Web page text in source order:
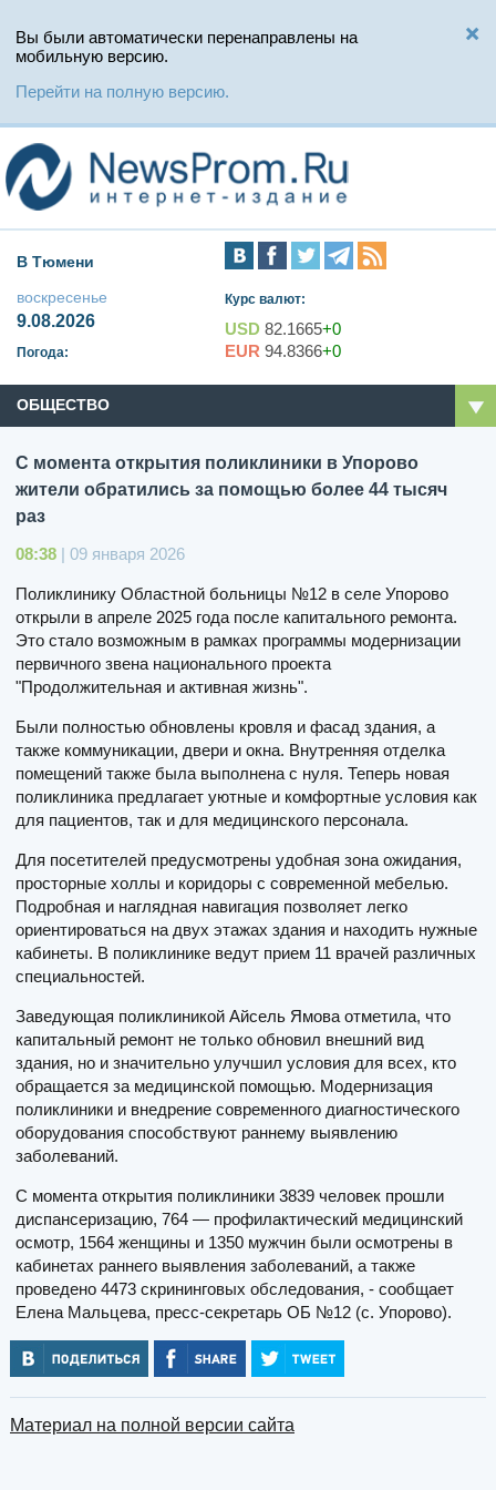
Вы были автоматически перенаправлены на
мобильную версию.
Перейти на полную версию.
В Тюмени
воскресенье
9.08.2026
Погода:
Курс валют:
USD 82.1665+0
EUR 94.8366+0
ОБЩЕСТВО
С момента открытия поликлиники в Упорово
жители обратились за помощью более 44 тысяч
раз
08:38 | 09 января 2026
Поликлинику Областной больницы №12 в селе Упорово
открыли в апреле 2025 года после капитального ремонта.
Это стало возможным в рамках программы модернизации
первичного звена национального проекта
"Продолжительная и активная жизнь".
Были полностью обновлены кровля и фасад здания, а
также коммуникации, двери и окна. Внутренняя отделка
помещений также была выполнена с нуля. Теперь новая
поликлиника предлагает уютные и комфортные условия как
для пациентов, так и для медицинского персонала.
Для посетителей предусмотрены удобная зона ожидания,
просторные холлы и коридоры с современной мебелью.
Подробная и наглядная навигация позволяет легко
ориентироваться на двух этажах здания и находить нужные
кабинеты. В поликлинике ведут прием 11 врачей различных
специальностей.
Заведующая поликлиникой Айсель Ямова отметила, что
капитальный ремонт не только обновил внешний вид
здания, но и значительно улучшил условия для всех, кто
обращается за медицинской помощью. Модернизация
поликлиники и внедрение современного диагностического
оборудования способствуют раннему выявлению
заболеваний.
С момента открытия поликлиники 3839 человек прошли
диспансеризацию, 764 — профилактический медицинский
осмотр, 1564 женщины и 1350 мужчин были осмотрены в
кабинетах раннего выявления заболеваний, а также
проведено 4473 скрининговых обследования, - сообщает
Елена Мальцева, пресс-секретарь ОБ №12 (с. Упорово).
Материал на полной версии сайта